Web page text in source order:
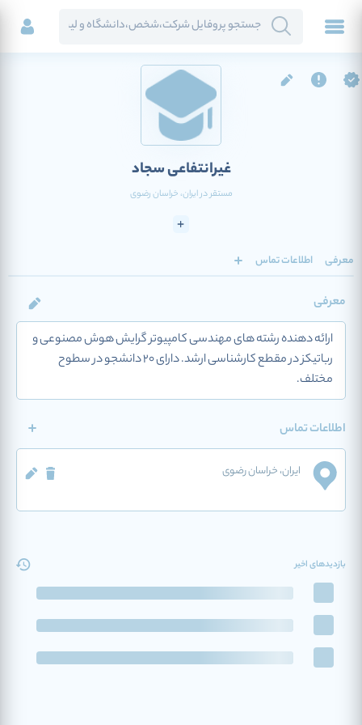
غیرانتفاعی سجاد
مستقر درایران، خراسان رضوی
معرفی اطلاعات تماس
معرفی
ارائه دهنده رشته های مهندسی کامپیوتر گرایش هوش مصنوعی و
رباتیکز در مقطع کارشناسی ارشد. دارای 20 دانشجو در سطوح
مختلف.
اطلاعات تماس
ایران، خراسان رضوی
بازدیدهای اخیر